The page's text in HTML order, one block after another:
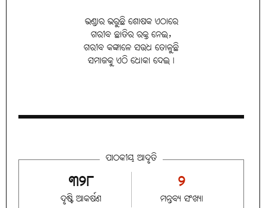
ଭଣ୍ଡାର ଭରୁଛି ଶୋଷକ ଏଠାରେ
ଗରୀବ ଛାତିର ରକ୍ତ ନେଇ,
ଗରୀବ କଙ୍କାଳେ ସଉଧ ତୋଳୁଛି
ସମାଜକୁ ଏଠି ଧୋକା ଦେଇ।
ପାଠକୀୟ ଆଦୃତି
୩୨୮
ଦୃଷ୍ଟି ଆକର୍ଷଣ
୨
ମନ୍ତବ୍ୟ ସଂଖ୍ୟା